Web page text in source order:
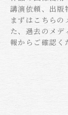
講演依頼、出版
まずはこちらの
た、過去のメデ
報からご確認く